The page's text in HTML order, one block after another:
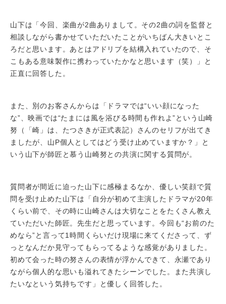
山下は「今回、楽曲が2曲ありまして。その2曲の詞を監督と
相談しながら書かせていただいたことがいちばん大きいとこ
ろだと思います。あとはアドリブを結構入れていたので、そ
こもある意味製作に携わっていたかなと思います（笑）」と
正直に回答した。
また、別のお客さんからは「ドラマでは“いい顔になった
な”、映画では“たまには風を浴びる時間も作れよ”という山崎
努（「崎」は、たつさきが正式表記）さんのセリフが出てき
ましたが、山P個人としてはどう受け止めていますか？」と
いう山下が師匠と慕う山崎努との共演に関する質問が。
質問者が間近に迫った山下に感極まるなか、優しい笑顔で質
問を受け止めた山下は「自分が初めて主演したドラマが20年
くらい前で、その時に山崎さんは大切なことをたくさん教え
ていただいた師匠。先生だと思っています。今回も“お前のた
めなら”と言って1時間くらいだけ現場に来てくださって、ず
っとなんだか見守ってもらってるような感覚がありました。
初めて会った時の努さんの表情が浮かんできて、永瀬であり
ながら個人的な思いも溢れてきたシーンでした。また共演し
たいなという気持ちです」と優しく回答した。